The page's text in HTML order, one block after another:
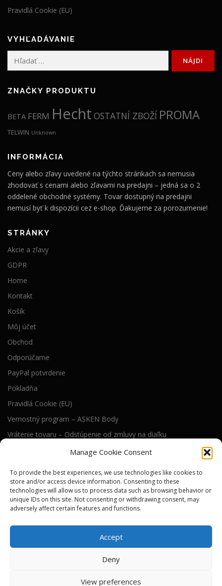
Manage Cookie Consent
To provide the best experiences, we use technologies like cookies to
store and/or access device information. Consenting to these
technologies will allow us to process data such as browsing behavior or
unique IDs on this site. Not consenting or withdrawing consent, may
adversely affect certain features and functions.
Accept
Deny
View preferences
Pravidlá Cookie (EU)
VYHĽADÁVANIE
Hľadať:
ZNAČKY PRODUKTU
BETA FERM Hecht OSTATNÍ ZBOŽÍ PROMA
TELWIN Unknown
INFORMÁCIA
Ceny alebo zľavy uvedené na týchto stránkach sa nemusia
zhodovať s cenami alebo zľavami na predajni – jedná sa o 2
oddelené obchodné systémy. Tovar dostupný na predajni
nemusí byť k dispozícii cez e-shop. Ďakujeme za porozumenie!
STRÁNKY
Akcie a zľavy
GDPR
Home
Kontakt
Košík
Môj účet
Obchod
Odporúčame
PayPal potvrdenie
Pokladňa
Pravidlá Cookie (EU)
Vernostný program – ASKEN Body
Vrátenie tovaru – Odstúpenie od zmluvy na diaľku
Všeobecné obchodné podmienky
RIEŠENIE WEB STRÁNKY
Technické riešenie tejto web stránky dodáva
)i( s.r.o.
River Media s.r.o.